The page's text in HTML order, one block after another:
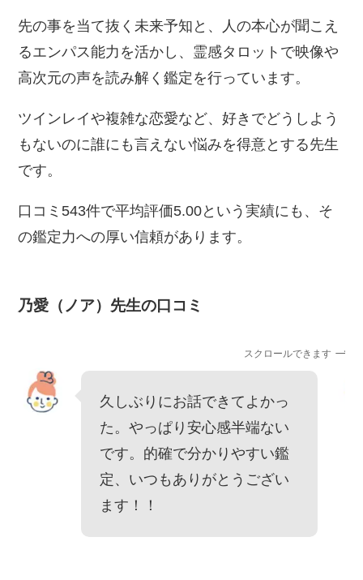
先の事を当て抜く未来予知と、人の本心が聞こえ
るエンパス能力を活かし、霊感タロットで映像や
高次元の声を読み解く鑑定を行っています。
ツインレイや複雑な恋愛など、好きでどうしよう
もないのに誰にも言えない悩みを得意とする先生
です。
口コミ543件で平均評価5.00という実績にも、そ
の鑑定力への厚い信頼があります。
乃愛（ノア）先生の口コミ
スクロールできます
久しぶりにお話できてよかっ
た。やっぱり安心感半端ない
です。的確で分かりやすい鑑
定、いつもありがとうござい
ます！！